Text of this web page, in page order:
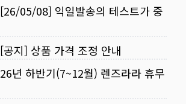
[26/05/08] 익일발송의 테스트가 중
[공지] 상품 가격 조정 안내
26년 하반기(7~12월) 렌즈라라 휴무